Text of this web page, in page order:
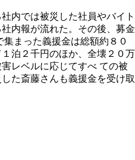
内では被災した社員やバイト
内報が流れた。その後、募金
まった義援金は総額約８０
泊２千円のほか、全壊２０万
レベルに応じてすべ ての被
た斎藤さんも義援金を受け取